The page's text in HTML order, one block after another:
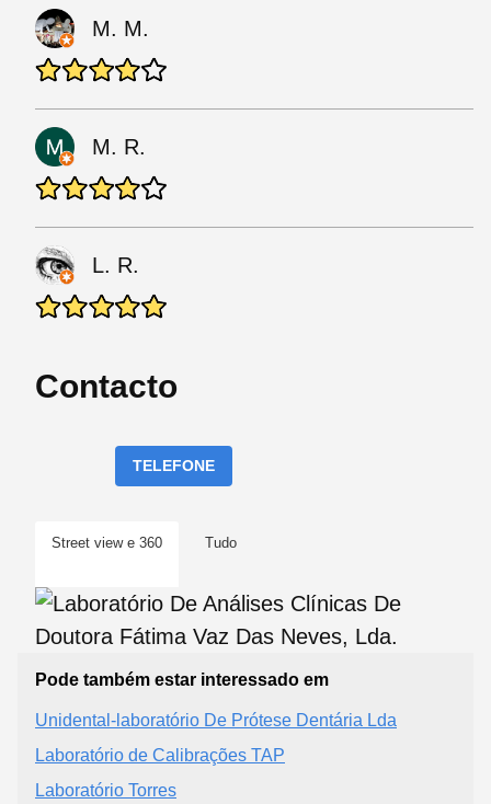
M. M.
M. R.
L. R.
Contacto
TELEFONE
Street view e 360 Tudo
Pode também estar interessado em
Unidental-laboratório De Prótese Dentária Lda
Laboratório de Calibrações TAP
Laboratório Torres